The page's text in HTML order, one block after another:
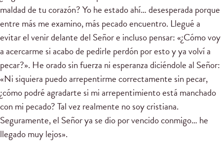
maldad de tu corazón? Yo he estado ahí… desesperada porque
entre más me examino, más pecado encuentro. Llegué a
evitar el venir delante del Señor e incluso pensar: «¿Cómo voy
a acercarme si acabo de pedirle perdón por esto y ya volví a
pecar?». He orado sin fuerza ni esperanza diciéndole al Señor:
«Ni siquiera puedo arrepentirme correctamente sin pecar,
¿cómo podré agradarte si mi arrepentimiento está manchado
con mi pecado? Tal vez realmente no soy cristiana.
Seguramente, el Señor ya se dio por vencido conmigo… he
llegado muy lejos».